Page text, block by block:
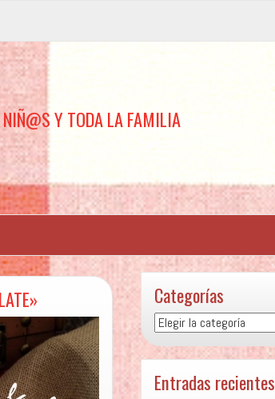
NIÑ@S Y TODA LA FAMILIA
Categorías
Categorías
Entradas recientes